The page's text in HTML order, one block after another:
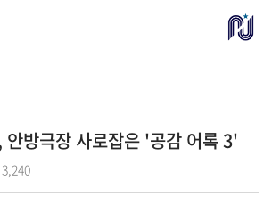
방극장 사로잡은 '공감 어록 3'
3,240